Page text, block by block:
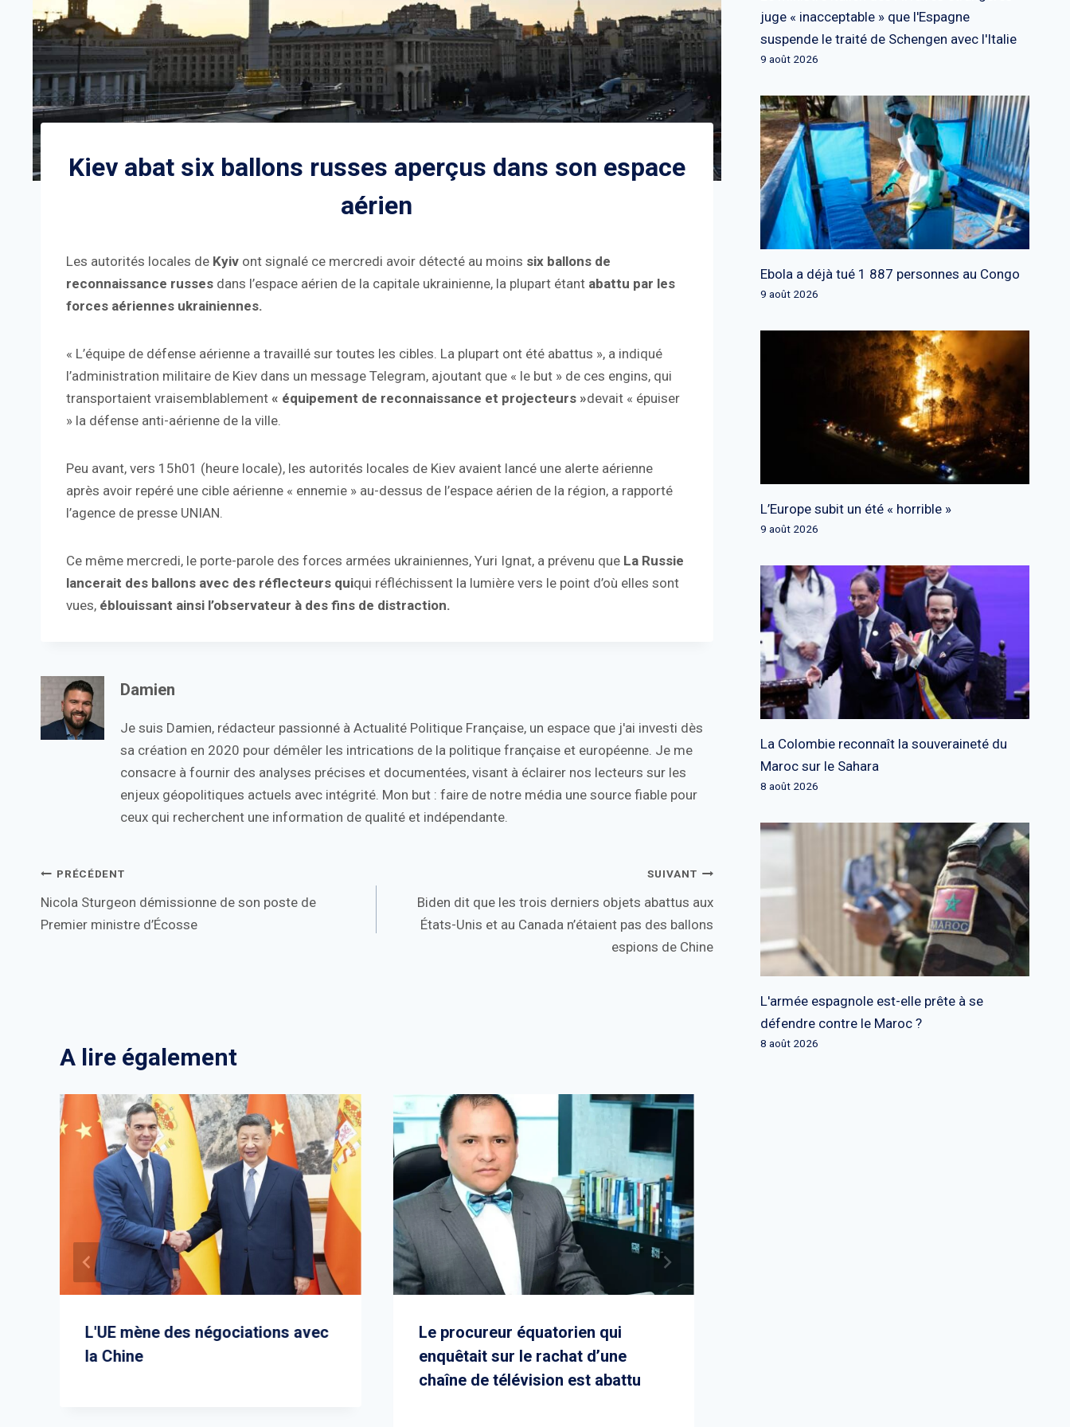
Kiev abat six ballons russes aperçus dans son espace
aérien
Les autorités locales de Kyiv ont signalé ce mercredi avoir détecté au moins six ballons de
reconnaissance russes dans l’espace aérien de la capitale ukrainienne, la plupart étant abattu par les
forces aériennes ukrainiennes.
« L’équipe de défense aérienne a travaillé sur toutes les cibles. La plupart ont été abattus », a indiqué
l’administration militaire de Kiev dans un message Telegram, ajoutant que « le but » de ces engins, qui
transportaient vraisemblablement « équipement de reconnaissance et projecteurs »devait « épuiser
» la défense anti-aérienne de la ville.
Peu avant, vers 15h01 (heure locale), les autorités locales de Kiev avaient lancé une alerte aérienne
après avoir repéré une cible aérienne « ennemie » au-dessus de l’espace aérien de la région, a rapporté
l’agence de presse UNIAN.
Ce même mercredi, le porte-parole des forces armées ukrainiennes, Yuri Ignat, a prévenu que La Russie
lancerait des ballons avec des réflecteurs quiqui réfléchissent la lumière vers le point d’où elles sont
vues, éblouissant ainsi l’observateur à des fins de distraction.
Damien
Je suis Damien, rédacteur passionné à Actualité Politique Française, un espace que j'ai investi dès
sa création en 2020 pour démêler les intrications de la politique française et européenne. Je me
consacre à fournir des analyses précises et documentées, visant à éclairer nos lecteurs sur les
enjeux géopolitiques actuels avec intégrité. Mon but : faire de notre média une source fiable pour
ceux qui recherchent une information de qualité et indépendante.
Navigation
de
PRÉCÉDENT
Nicola Sturgeon démissionne de son poste de
Premier ministre d’Écosse
SUIVANT
Biden dit que les trois derniers objets abattus aux
États-Unis et au Canada n’étaient pas des ballons
espions de Chine
A lire également
L'UE mène des négociations avec
la Chine
Le procureur équatorien qui
enquêtait sur le rachat d’une
chaîne de télévision est abattu
juge « inacceptable » que l'Espagne
suspende le traité de Schengen avec l'Italie
9 août 2026
Ebola a déjà tué 1 887 personnes au Congo
9 août 2026
L’Europe subit un été « horrible »
9 août 2026
La Colombie reconnaît la souveraineté du
Maroc sur le Sahara
8 août 2026
L'armée espagnole est-elle prête à se
défendre contre le Maroc ?
8 août 2026